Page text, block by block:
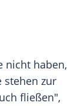
nicht haben,
stehen zur
fließen",